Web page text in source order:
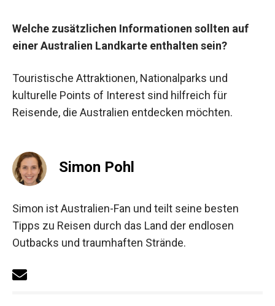
Welche zusätzlichen Informationen sollten auf
einer Australien Landkarte enthalten sein?
Touristische Attraktionen, Nationalparks und
kulturelle Points of Interest sind hilfreich für
Reisende, die Australien entdecken möchten.
Simon Pohl
Simon ist Australien-Fan und teilt seine besten
Tipps zu Reisen durch das Land der endlosen
Outbacks und traumhaften Strände.